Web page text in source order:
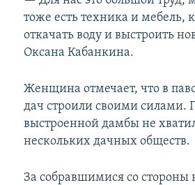
тоже есть техника и мебель,
откачать воду и выстроить
Оксана Кабанкина.
Женщина отмечает, что в
дач строили своими силами.
выстроенной дамбы не
нескольких дачных обществ.
За собравшимися со стороны